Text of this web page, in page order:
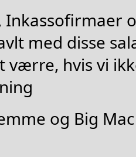
Inkassofirmaer
med disse
værre, hvis vi
og Big Mac